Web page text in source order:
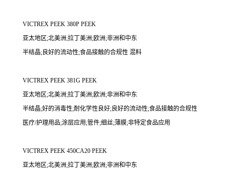
VICTREX PEEK 380P PEEK
亚太地区;北美洲;拉丁美洲;欧洲;非洲和中东
半结晶;良好的流动性;食品接触的合规性 混料
VICTREX PEEK 381G PEEK
亚太地区;北美洲;拉丁美洲;欧洲;非洲和中东
半结晶;好的消毒性;耐化学性良好;良好的流动性;食品接触的合规性
医疗/护理用品;涂层应用;管件;细丝;薄膜;非特定食品应用
VICTREX PEEK 450CA20 PEEK
亚太地区;北美洲;拉丁美洲;欧洲;非洲和中东